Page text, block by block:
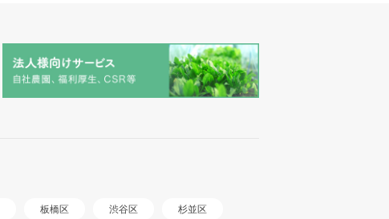
板橋区 渋谷区 杉並区